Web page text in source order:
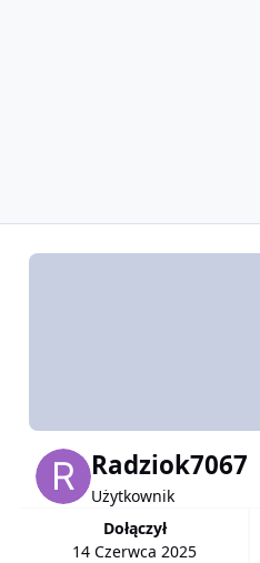
Radziok7067
Użytkownik
Dołączył
14 Czerwca 2025